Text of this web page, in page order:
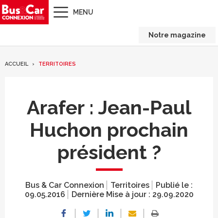
MENU
Notre magazine
ACCUEIL TERRITOIRES
Arafer : Jean-Paul
Huchon prochain
président ?
Bus & Car Connexion Territoires
Publié le :
09.05.2016
Dernière Mise à jour : 29.09.2020